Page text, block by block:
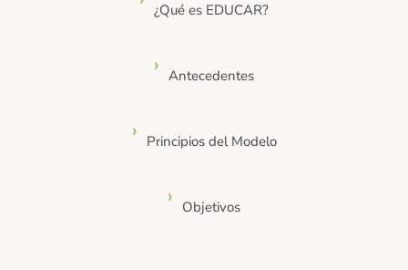
¿Qué es EDUCAR?
Antecedentes
Principios del Modelo
Objetivos